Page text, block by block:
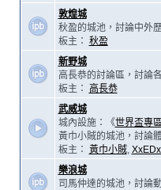
敦煌城
秋盈的城池，討論中外
板主： 秋盈
新野城
高長恭的討論區，討論
板主：
高長恭
武威城
城內設施：《世界盃專
黃巾小賊的城池，討論
板主： 黃巾小賊,
樂浪城
司馬仲達的城池，討論